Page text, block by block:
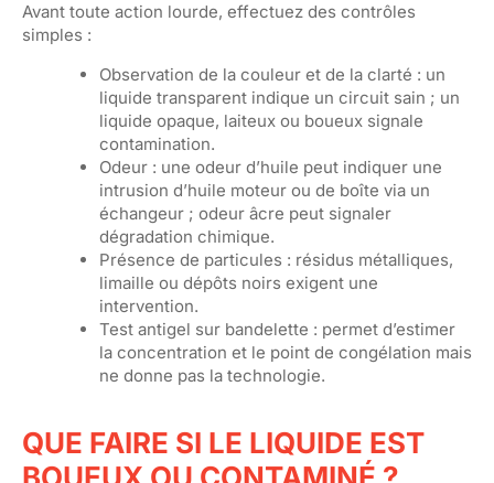
Avant toute action lourde, effectuez des contrôles
simples :
Observation de la couleur et de la clarté : un
liquide transparent indique un circuit sain ; un
liquide opaque, laiteux ou boueux signale
contamination.
Odeur : une odeur d’huile peut indiquer une
intrusion d’huile moteur ou de boîte via un
échangeur ; odeur âcre peut signaler
dégradation chimique.
Présence de particules : résidus métalliques,
limaille ou dépôts noirs exigent une
intervention.
Test antigel sur bandelette : permet d’estimer
la concentration et le point de congélation mais
ne donne pas la technologie.
QUE FAIRE SI LE LIQUIDE EST